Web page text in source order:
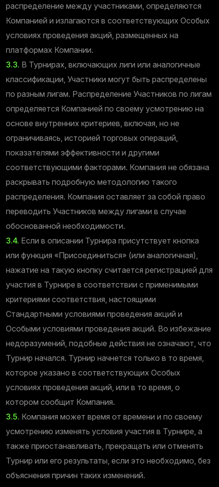
распределение между участниками, определяются
Компанией и излагаются в соответствующих Особых
условиях проведения акций, размещенных на
платформах Компании.
3.3. В Турнирах, включающих лиги или аналогичные
классификации, Участники могут быть распределены
по разным лигам. Распределение Участников по лигам
определяется Компанией по своему усмотрению на
основе внутренних критериев, включая, но не
ограничиваясь, историей торговых операций,
показателями эффективности и другими
соответствующими факторами. Компания не обязана
раскрывать подробную методологию такого
распределения. Компания оставляет за собой право
переводить Участников между лигами в случае
обоснованной необходимости.
3.4. Если в описании Турнира присутствует кнопка
или функция «Присоединиться» (или аналогичная),
нажатие на такую ‌‌кнопку считается регистрацией для
участия в Турнире в соответствии с применимыми
критериями соответствия, настоящими
Стандартными условиями проведения акций и
Особыми условиями проведения акций. Во избежание
недоразумений, подобные действия не означают, что
Турнир начался. Турнир начнется только в то время,
которое указано в соответствующих Особых
условиях проведения акций, или в то время, о
котором сообщит Компания.
3.5. Компания может время от времени и по своему
усмотрению изменять условия участия в Турнире, а
также приостанавливать, прекращать или отменять
Турнир или его результаты, если это необходимо, без
объяснения причин таких изменений.